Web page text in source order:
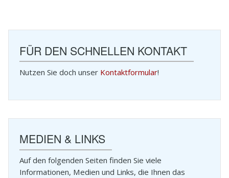
FÜR DEN SCHNELLEN KONTAKT
Nutzen Sie doch unser Kontaktformular!
MEDIEN & LINKS
Auf den folgenden Seiten finden Sie viele
Informationen, Medien und Links, die Ihnen das